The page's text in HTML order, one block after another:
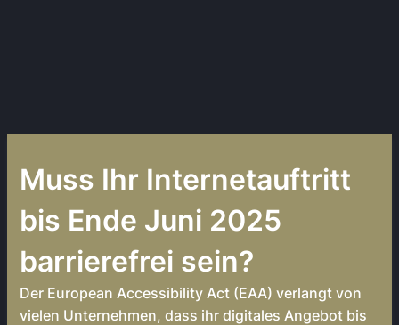
Muss Ihr Internetauftritt
bis Ende Juni 2025
barrierefrei sein?
Der European Accessibility Act (EAA) verlangt von
vielen Unternehmen, dass ihr digitales Angebot bis